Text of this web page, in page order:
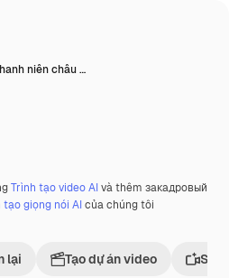
niên châu …
Trình tạo video AIvà thêm закадровый
tạo giọng nói AIcủa chúng tôi
lại Tạo dự án video Sử